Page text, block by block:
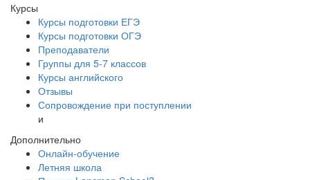
Курсы
Курсы подготовки ЕГЭ
Курсы подготовки ОГЭ
Преподаватели
Группы для 5-7 классов
Курсы английского
Отзывы
Сопровождение при поступлении
и
Дополнительно
Онлайн-обучение
Летняя школа